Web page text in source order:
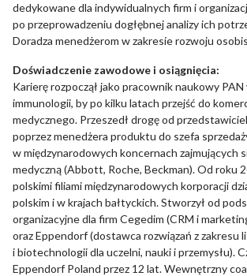
dedykowane dla indywidualnych firm i
po przeprowadzeniu dogłębnej analizy ich
Doradza menedżerom w zakresie rozwoju
Doświadczenie zawodowe i osiągnięcia:
Karierę rozpoczął jako pracownik naukowy
immunologii, by po kilku latach przejść do
medycznego. Przeszedł drogę od
poprzez menedżera produktu do szefa
w międzynarodowych koncernach zajmujących
medyczną (Abbott, Roche, Beckman). Od roku
polskimi filiami międzynarodowych korporacji
polskim i w krajach bałtyckich. Stworzył od
organizacyjne dla firm Cegedim (CRM i
oraz Eppendorf (dostawca rozwiązań z zakresu
i biotechnologii dla uczelni, nauki i przemysłu).
Eppendorf Poland przez 12 lat. Wewnętrzny
Zapisz moje preferencje
Akceptuj wszystko